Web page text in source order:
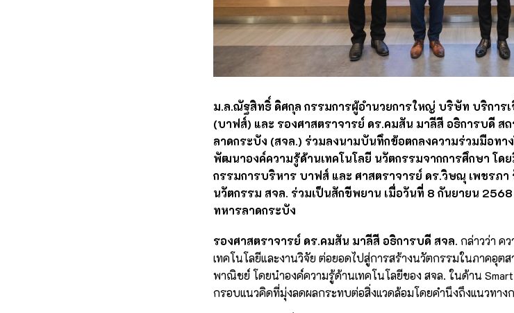
ม.ล.ณัฐสิทธิ์ ดิศกุล กรรมการผู้อำนวยการใหญ่ บริษัท บริการ
(บาฟส์) และ รองศาสตราจารย์ ดร.คมสัน มาลีสี อธิการบดี ส
ลาดกระบัง (สจล.) ร่วมลงนามบันทึกข้อตกลงความร่วมมือทา
พัฒนาองค์ความรู้ด้านเทคโนโลยี นวัตกรรมจากการศึกษา โ
กรรมการบริหาร บาฟส์ และ ศาสตราจารย์ ดร.วิษณุ เพชรภ
นวัตกรรม สจล. ร่วมเป็นสักขีพยาน เมื่อวันที่ 8 กันยายน
ทหารลาดกระบัง
รองศาสตราจารย์ ดร.คมสัน มาลีสี อธิการบดี สจล. กล่าวว่า ค
เทคโนโลยีและงานวิจัย ต่อยอดไปสู่การสร้างนวัตกรรมในภาคอุต
พาณิชย์ โดยนำองค์ความรู้ด้านเทคโนโลยีของ สจล. ในด้าน Smart
กรอบแนวคิดที่มุ่งลดผลกระทบต่อสิ่งแวดล้อมโดยคำนึงถึงแนวทาง